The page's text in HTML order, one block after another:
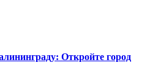
Откройте город